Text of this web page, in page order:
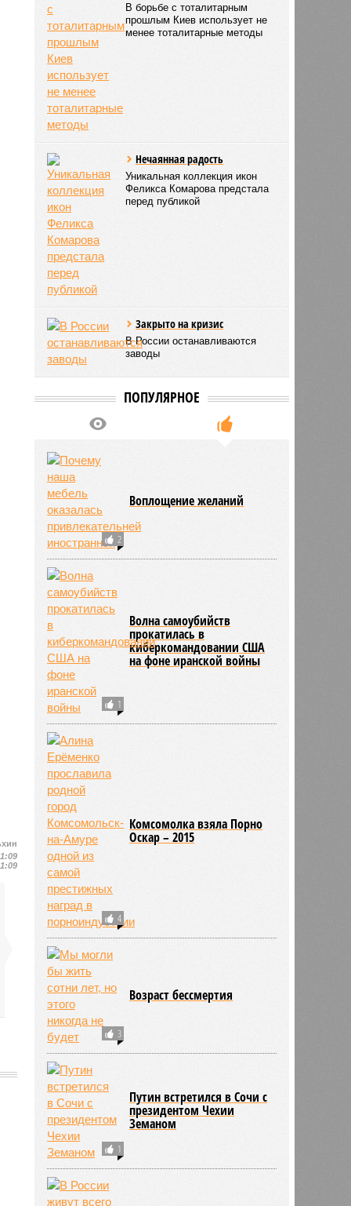
В борьбе с тоталитарным
прошлым Киев использует не
менее тоталитарные методы
Нечаянная радость
Уникальная коллекция икон
Феликса Комарова предстала
перед публикой
Закрыто на кризис
В России останавливаются
заводы
ПОПУЛЯРНОЕ
2
Воплощение желаний
1
Волна самоубийств
прокатилась в
киберкомандовании США
на фоне иранской войны
4
Комсомолка взяла Порно
Оскар – 2015
3
Возраст бессмертия
1
Путин встретился в Сочи с
президентом Чехии
Земаном